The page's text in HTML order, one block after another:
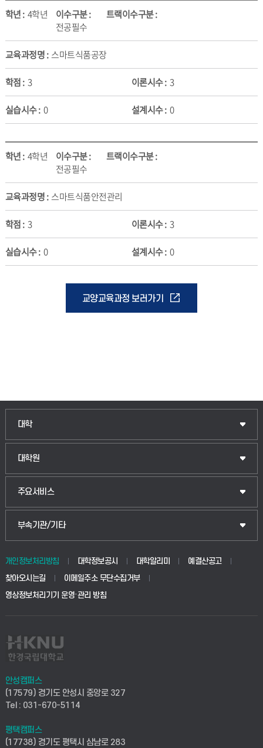
4학년
전공필수
스마트식품공장
3 3
0 0
4학년
전공필수
스마트식품안전관리
3 3
0 0
교양교육과정 보러가기
대학
인문융합공공인재학부
법경영학부
생명공학부
사회안전시스템공학부
컴퓨터응용수학부
ICT로봇기계공학부
대학원
일반대학원
산업대학원
공공정책대학원
교육대학원
주요서비스
입학안내
웹메일
학사시스템(전문학사 및 전공심화)
사이버캠퍼스(전문학사 및 전공심화)
시설바로처리서비스
연구실안전관리시스템
산학연구관리시스템
부속기관/기타
중앙도서관
학생생활관(안성)
산학협력단
취업지원센터
창업지원센터
현장실습지원센터
개인정보처리방침 대학정보공시 대학알리미
예결산공고
찾아오시는길
이메일주소 무단수집거부
영상정보처리기기 운영·관리 방침
안성캠퍼스
(17579) 경기도 안성시 중앙로 327
Tel : 031-670-5114
평택캠퍼스
(17738) 경기도 평택시 삼남로 283